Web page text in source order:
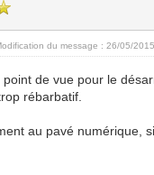
du message : 26/05/
de vue pour le
rébarbatif.
au pavé numérique,